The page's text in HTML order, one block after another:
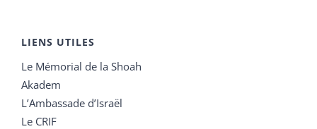
LIENS UTILES
Le Mémorial de la Shoah
Akadem
L’Ambassade d’Israël
Le CRIF